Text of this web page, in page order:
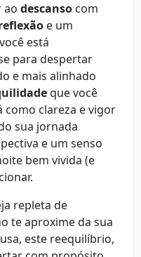
ao descanso com
e um
está
para despertar
e mais alinhado
que você
como clareza e vigor
sua jornada
e um senso
bem vivida (e
repleta de
te aproxime da sua
este reequilíbrio,